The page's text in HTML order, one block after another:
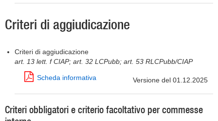
Criteri di aggiudicazione
Criteri di aggiudicazione
art. 13 lett. f CIAP; art. 32 LCPubb; art. 53 RLCPubb/CIAP
Scheda informativa Versione del 01.12.2025
Criteri obbligatori e criterio facoltativo per commesse